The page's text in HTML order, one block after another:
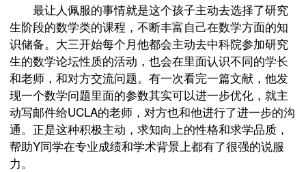
最让人佩服的事情就是这个孩子主动去选择了研究
生阶段的数学类的课程，不断丰富自己在数学方面的知
识储备。大三开始每个月他都会主动去中科院参加研究
生的数学论坛性质的活动，也会在里面认识不同的学长
和老师，和对方交流问题。有一次看完一篇文献，他发
现一个数学问题里面的参数其实可以进一步优化，就主
动写邮件给UCLA的老师，对方也和他进行了进一步的沟
通。正是这种积极主动，求知向上的性格和求学品质，
帮助Y同学在专业成绩和学术背景上都有了很强的说服
力。